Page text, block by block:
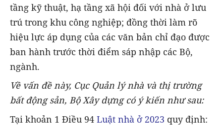
tầng kỹ thuật, hạ tầng xã hội đối với nhà ở lưu
trú trong khu công nghiệp; đồng thời làm rõ
hiệu lực áp dụng của các văn bản chỉ đạo được
ban hành trước thời điểm sáp nhập các Bộ,
ngành.
Về vấn đề này, Cục Quản lý nhà và thị trường
bất động sản, Bộ Xây dựng có ý kiến như sau:
Tại khoản 1 Điều 94 Luật nhà ở 2023 quy định: